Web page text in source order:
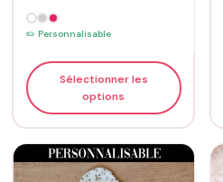
✏️ Personnalisable
Sélectionner les
options